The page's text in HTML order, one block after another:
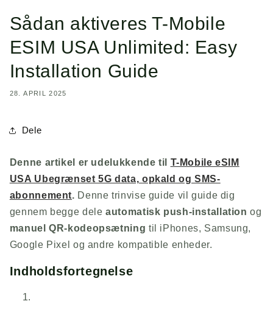
Sådan aktiveres T-Mobile
ESIM USA Unlimited: Easy
Installation Guide
28. APRIL 2025
Dele
Denne artikel er udelukkende til T-Mobile eSIM
USA Ubegrænset 5G data, opkald og SMS-
abonnement. Denne trinvise guide vil guide dig
gennem begge dele automatisk push-installation og
manuel QR-kodeopsætning til iPhones, Samsung,
Google Pixel og andre kompatible enheder.
Indholdsfortegnelse